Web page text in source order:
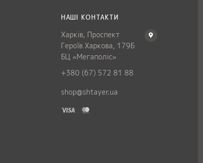
НАШІ КОНТАКТИ
Харків, Проспект
Героїв Харкова, 179Б
БЦ «Мегаполіс»
+380 (67) 572 81 88
shop@shtayer.ua